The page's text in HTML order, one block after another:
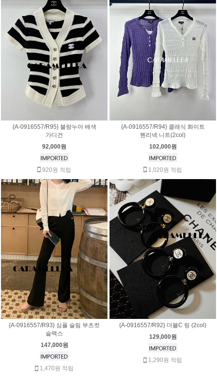
{A-0916557/R95} 블랑누아 배색
가디건
92,000원
920원 적립
{A-0916557/R94} 클래식 화이트
헨리넥 니트(2col)
102,000원
1,020원 적립
{A-0916557/R93} 심플 슬림 부츠컷
슬랙스
147,000원
1,470원 적립
{A-0916557/R92} 더블C 링 (2col)
129,000원
1,290원 적립